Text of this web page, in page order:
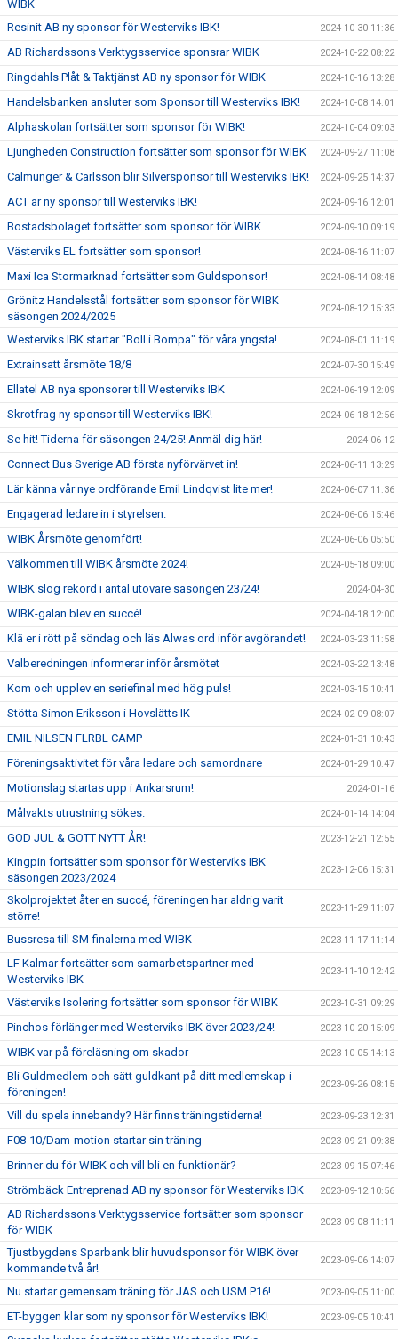
WIBK
Resinit AB ny sponsor för Westerviks IBK! 2024-10-30 11:36
AB Richardssons Verktygsservice sponsrar WIBK 2024-10-22 08:22
Ringdahls Plåt & Taktjänst AB ny sponsor för WIBK 2024-10-16 13:28
Handelsbanken ansluter som Sponsor till Westerviks IBK! 2024-10-08 14:01
Alphaskolan fortsätter som sponsor för WIBK! 2024-10-04 09:03
Ljungheden Construction fortsätter som sponsor för WIBK 2024-09-27 11:08
Calmunger & Carlsson blir Silversponsor till Westerviks IBK! 2024-09-25 14:37
ACT är ny sponsor till Westerviks IBK! 2024-09-16 12:01
Bostadsbolaget fortsätter som sponsor för WIBK 2024-09-10 09:19
Västerviks EL fortsätter som sponsor! 2024-08-16 11:07
Maxi Ica Stormarknad fortsätter som Guldsponsor! 2024-08-14 08:48
Grönitz Handelsstål fortsätter som sponsor för WIBK
säsongen 2024/2025
2024-08-12 15:33
Westerviks IBK startar "Boll i Bompa" för våra yngsta! 2024-08-01 11:19
Extrainsatt årsmöte 18/8 2024-07-30 15:49
Ellatel AB nya sponsorer till Westerviks IBK 2024-06-19 12:09
Skrotfrag ny sponsor till Westerviks IBK! 2024-06-18 12:56
Se hit! Tiderna för säsongen 24/25! Anmäl dig här! 2024-06-12
Connect Bus Sverige AB första nyförvärvet in! 2024-06-11 13:29
Lär känna vår nye ordförande Emil Lindqvist lite mer! 2024-06-07 11:36
Engagerad ledare in i styrelsen. 2024-06-06 15:46
WIBK Årsmöte genomfört! 2024-06-06 05:50
Välkommen till WIBK årsmöte 2024! 2024-05-18 09:00
WIBK slog rekord i antal utövare säsongen 23/24! 2024-04-30
WIBK-galan blev en succé! 2024-04-18 12:00
Klä er i rött på söndag och läs Alwas ord inför avgörandet! 2024-03-23 11:58
Valberedningen informerar inför årsmötet 2024-03-22 13:48
Kom och upplev en seriefinal med hög puls! 2024-03-15 10:41
Stötta Simon Eriksson i Hovslätts IK 2024-02-09 08:07
EMIL NILSEN FLRBL CAMP 2024-01-31 10:43
Föreningsaktivitet för våra ledare och samordnare 2024-01-29 10:47
Motionslag startas upp i Ankarsrum! 2024-01-16
Målvakts utrustning sökes. 2024-01-14 14:04
GOD JUL & GOTT NYTT ÅR! 2023-12-21 12:55
Kingpin fortsätter som sponsor för Westerviks IBK
säsongen 2023/2024
2023-12-06 15:31
Skolprojektet åter en succé, föreningen har aldrig varit
större!
2023-11-29 11:07
Bussresa till SM-finalerna med WIBK 2023-11-17 11:14
LF Kalmar fortsätter som samarbetspartner med
Westerviks IBK
2023-11-10 12:42
Västerviks Isolering fortsätter som sponsor för WIBK 2023-10-31 09:29
Pinchos förlänger med Westerviks IBK över 2023/24! 2023-10-20 15:09
WIBK var på föreläsning om skador 2023-10-05 14:13
Bli Guldmedlem och sätt guldkant på ditt medlemskap i
föreningen!
2023-09-26 08:15
Vill du spela innebandy? Här finns träningstiderna! 2023-09-23 12:31
F08-10/Dam-motion startar sin träning 2023-09-21 09:38
Brinner du för WIBK och vill bli en funktionär? 2023-09-15 07:46
Strömbäck Entreprenad AB ny sponsor för Westerviks IBK 2023-09-12 10:56
AB Richardssons Verktygsservice fortsätter som sponsor
för WIBK
2023-09-08 11:11
Tjustbygdens Sparbank blir huvudsponsor för WIBK över
kommande två år!
2023-09-06 14:07
Nu startar gemensam träning för JAS och USM P16! 2023-09-05 11:00
ET-byggen klar som ny sponsor för Westerviks IBK! 2023-09-05 10:41